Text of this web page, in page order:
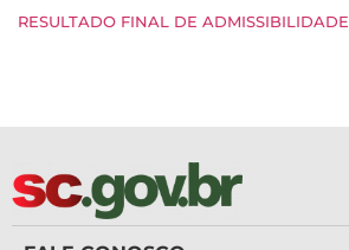
RESULTADO FINAL DE ADMISSIBILIDADE